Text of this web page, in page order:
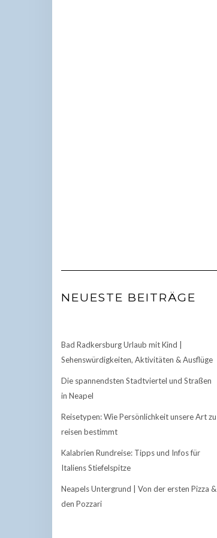
NEUESTE BEITRÄGE
Bad Radkersburg Urlaub mit Kind |
Sehenswürdigkeiten, Aktivitäten & Ausflüge
Die spannendsten Stadtviertel und Straßen
in Neapel
Reisetypen: Wie Persönlichkeit unsere Art zu
reisen bestimmt
Kalabrien Rundreise: Tipps und Infos für
Italiens Stiefelspitze
Neapels Untergrund | Von der ersten Pizza &
den Pozzari